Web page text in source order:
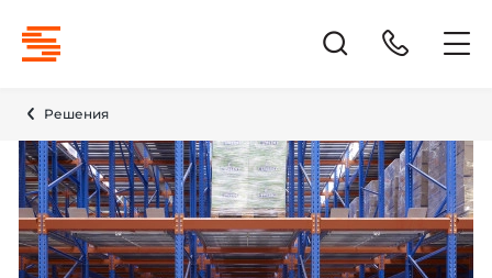
Решения